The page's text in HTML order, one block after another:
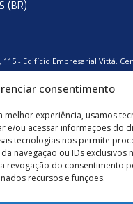
consentimento
melhor experiência, usamos
e/ou acessar informações do
tecnologias nos permite
navegação ou IDs exclusivos
revogação do consentimento
recursos e funções.
(BR)
- Edifício Empresarial Vittá.